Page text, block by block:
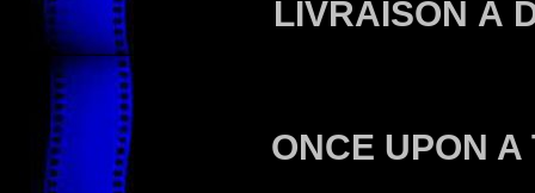
LIVRAISON À
ONCE UPON A